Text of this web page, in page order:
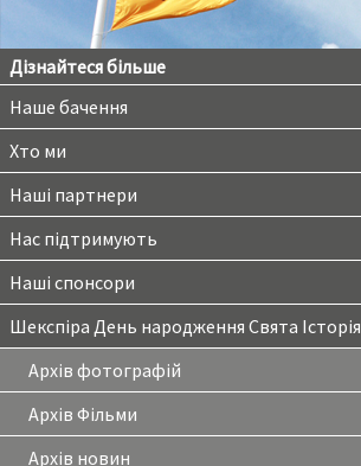
Дізнайтеся більше
Наше бачення
Хто ми
Наші партнери
Нас підтримують
Наші спонсори
Шекспіра День народження Свята Історія
Архів фотографій
Архів Фільми
Архів новин